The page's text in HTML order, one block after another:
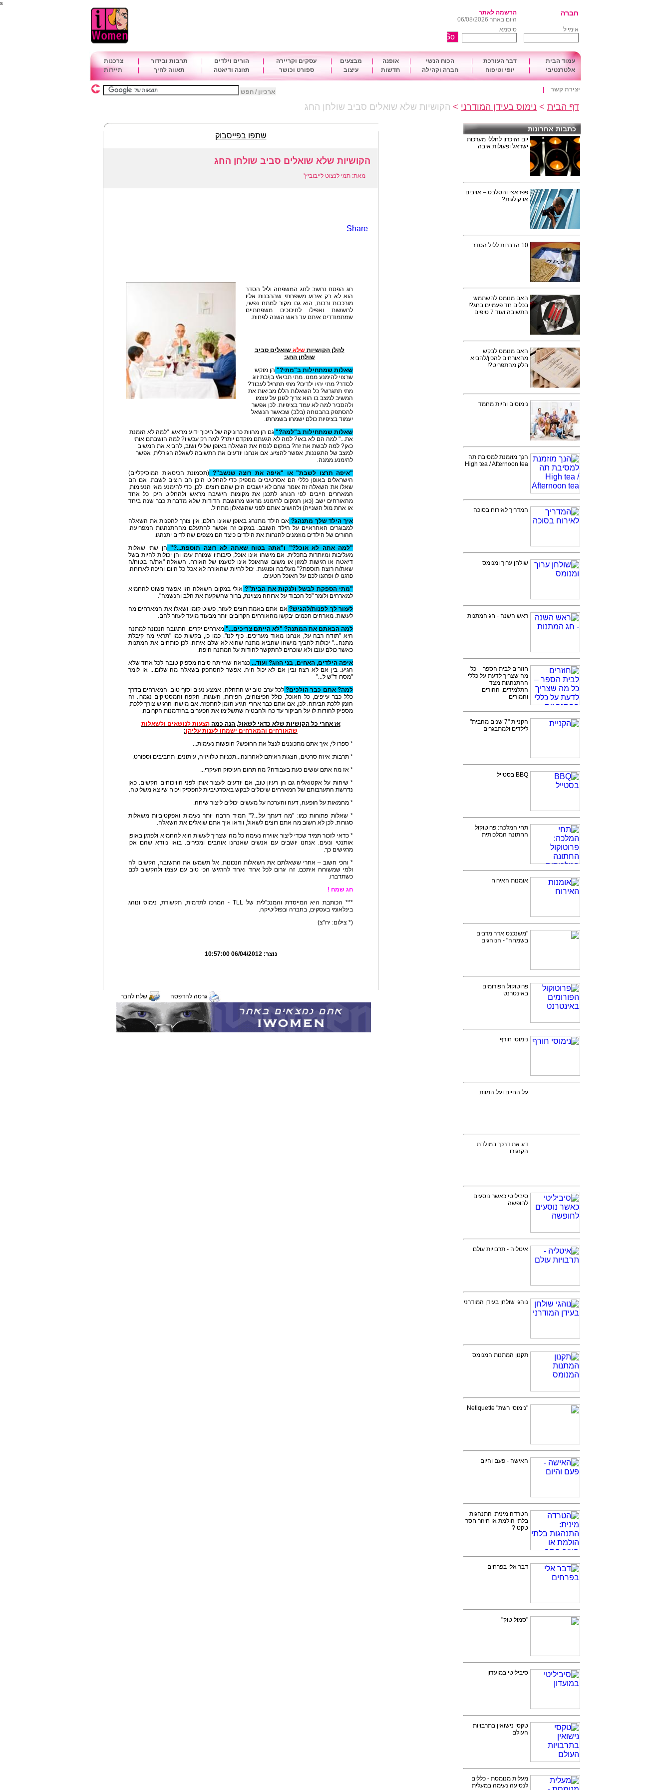
s
חברה
הרשמה לאתר
היום באתר 06/08/2026
אימייל
סיסמא
עמוד הבית דבר העורכת הכוח הנשי אופנה מבצעים עסקים וקריירה הורים וילדים תרבות ובידור
צרכנות
אלטרנטיבי
יופי וטיפוח חברה וקהילה חדשות עיצוב ספורט וכושר תזונה ודיאטה תאווה לחיך תיירות
יצירת קשר ארכיון / חפש
דף הבית > נימוס בעידן המודרני > הקושיות שלא שואלים סביב שולחן החג
כתבות אחרונות
יום הזיכרון לחללי מערכות
ישראל ופעולות איבה
פפראצי והסלבס – אויבים
או קולגות?
10 הדברות לליל הסדר
האם מנומס להשתמש
בכלים חד פעמיים בחג?!
התשובה ועוד 7 טיפים
האם מנומס לבקש
מהאורחים להכין/להביא
חלק מהתפריט?!
נימוסים וחיות מחמד
הנך מוזמנת למסיבת תה
High tea / Afternoon tea
המדריך לאירוח בסוכה
שולחן ערוך ומנומס
ראש השנה - חג המתנות
חוזרים לבית הספר – כל
מה שצריך לדעת על כללי
ההתנהגות מצד
התלמידים, ההורים
והמורים
הקניית "7 שנים מהבית"
לילדים ולמתבגרים
BBQ בסטייל
תחי המלכה: פרוטוקול
החתונה המלכותית
אומנות האירוח
"משנכנס אדר מרבים
בשמחה" - הנוהגים
פרוטוקול הפורומים
באינטרנט
נימוסי חורף
על החיים ועל המוות
דע את דרכך במולדת
הקנגורו
סיביליטי כאשר נוסעים
לחופשה
איטליה - תרבויות עולם
נוהגי שולחן בעידן המודרני
תקנון המתנות המנומס
"נימוסי רשת" Netiquette
האישה - פעם והיום
הטרדה מינית: התנהגות
בלתי הולמת או חיזור חסר
טקט ?
דבר אלי בפרחים
"סמול טוק"
סיביליטי במועדון
טקסי נישואין בתרבויות
העולם
מעלית מנומסת - כללים
לנסיעה נעימה במעלית
שתפו בפייסבוק
הקושיות שלא שואלים סביב שולחן החג
מאת: תמי לנצוט לייבוביץ'
Share
חג הפסח נחשב לחג המשפחה וליל הסדר
הוא לא רק אירוע משפחתי שההכנות אליו
מורכבות ורבות, הוא גם מקור למתח נפשי,
לחששות ואפילו לחיכוכים משפחתיים
שמתמודדים איתם עד ראש השנה לפחות.
להלן הקושיותשלאשואלים סביב
שולחן החג:
שאלות שמתחילות ב"מתי?" הן מוקש
שרצוי להימנע ממנו. מתי תביא/י בן/בת זוג
לסדר? מתי יהיו ילדים? מתי תתחיל לעבוד?
מתי תתגרש? כל השאלות הללו מביאות את
המשיב למצב בו הוא צריך לגונן על עצמו
ולהסביר למה לא עמד בציפיות. לכן אפשר
להסתפק בהבטחה (בלב) שכאשר הנשאל
יעמוד בציפיות כולם ישמחו בשמחתו.
שאלות שמתחילות ב"למה?" גם הן מהוות כרוניקה של חיכוך ידוע מראש. "למה לא הזמנת
את..." למה הם לא באו? למה לא הגעתם מוקדם יותר? למה רק עכשיו? למה הושבתם אותי
כאן? למה לבשת את זה? במקום לנסח את השאלה באופן שלילי ושוב, להביא את המשיב
למצב של התגוננות, אפשר להציע. אם אנחנו יודעים את התשובה לשאלה הגורלית, אפשר
להימנע ממנה.
"איפה תרצו לשבת" או "איפה את רוצה שנשב"? (תסמונת הכיסאות המוסיקליים)
הישראלים באופן כללי הם אסרטיביים מספיק כדי להחליט היכן הם רוצים לשבת. אם הם
שאלו את השאלה זה אומר שהם לא יושבים היכן שהם רוצים. לכן, כדי להימנע מאי הנעימות,
המאחרים חייבים לפי הנוהג לתכנן את מקומות הישיבה מראש ולהחליט היכן כל אחד
מהאורחים ישב (כאן המקום להימנע מראש מהושבת הדודות שלא מדברות כבר שנה ביחד
או אחת מול השנייה) ולהושיב אותם לפני שהשאלון מתחיל.
איך הילד שלך מתנהג? אם הילד מתנהג באופן שאינו הולם, אין צורך להפנות את השאלה
למבוגרים האחראיים על הילד השובב. במקום זה אפשר להתעלם מההתנהגות המפריעה.
ההורים של הילדים מוזמנים להנחות את הילדים כיצד הם מצפים שהילדים יתנהגו.
"למה אתה לא אוכל?" ו"אתה בטוח שאתה לא רוצה תוספת...?" הן שתי שאלות
מעליבות ומיותרות בתכלית. אם מישהו אינו אוכל, סיבותיו שמורת עימו והן יכולות להיות בשל
דיאטה או רגישות למזון או משום שהאוכל אינו לטעמו של האורח. השאלה "את/ה בטוח/ה
שאת/ה רוצה תוספת?" מעליבה ופוגעת. יכול להיות שהאורח לא אכל כל היום וחיכה לארוחה.
פרגנו לו ופרגנו לכם על האוכל הטעים.
"מתי הספקת לבשל ולנקות את הבית"? אולי במקום השאלה הזו אפשר פשוט להחמיא
למארחים ולומר "כל הכבוד על ארוחה מצוינת, ברור שהשקעת את הלב והנשמה".
לעזור לך לפנות/להגיש?אם אתם באמת רוצים לעזור, פשוט קומו ושאלו את המארחים מה
לעשות. מארחים חכמים יבקשו מהאורחים הקרובים יותר מבעוד מועד לעזור להם.
למה הבאתם את המתנה? "לא הייתם צריכים..." מארחים יקרים, התגובה הנכונה למתנה
היא "תודה רבה על, אנחנו מאוד מעריכים. כיף לנו". כמו כן, בקשות כמו "תראי מה קיבלת
מתנה..." יכולות להביך מישהו שהביא מתנה שהוא לא שלם איתה. לכן פותחים את המתנות
כאשר כולם עזבו ולא שוכחים להתקשר להודות על המתנה היפה.
איפה הילדים, האחים, בני הזוג? ועוד...כנראה שהייתה סיבה מספיק טובה לכל אחד שלא
הגיע. בין אם לא רצה ובין אם לא יכול היה. אפשר להסתפק בשאלה מה שלום... או לומר
"מסרו ד"ש ל..."
למה? אתם כבר הולכים?לכל ערב טוב יש התחלה, אמצע נעים וסוף טוב. המארחים בדרך
כלל כבר עייפים, כל האוכל, כולל הפיצוחים, הפירות, העוגות, הקפה והמסטיקים נגמרו. זה
הזמן ללכת הביתה. לכן, אם אתם כבר אחרי הגיע הזמן להתפזר. אם מישהו הרגיש צורך ללכת,
מספיק להודות לו על הביקור עד כה ולהבטיח שתשלימו את הפערים בהזדמנות הקרובה.
אז אחרי כל הקושיות שלא כדאי לשאול, הנה כמההצעות לנושאים ולשאלות
שהאורחים והמארחים ישמחו לענות עליהן:
* ספרו לי, איך אתם מתכוננים לנצל את החופש? חופשות נעימות...
* תרבות: איזה סרטים, הצגות ראיתם לאחרונה...תכניות טלוויזיה, עיתונים, תחביבים וספורט.
* אז מה אתם עושים כעת בעבודה? מה תחום העיסוק העיקרי...
* שיחות על אקטואליה גם הן רעיון טוב, אם יודעים לעצור אותן לפני הוויכוחים הקשים. כאן
נדרשת התערבותם של המארחים שיכולים לבקש באסרטיביות להפסיק ויכוח שיוצא משליטה.
* מחמאות על הופעה, דעה והערכה על מעשים יכולים ליצור שיחה.
* שאלות פתוחות כמו: "מה דעתך על...?" תמיד הרבה יותר נעימות ואפקטיביות משאלות
סגורות. לכן לא חשוב מה אתם רוצים לשאול, וודאו איך אתם שואלים את השאלה.
* כדאי לזכור תמיד שכדי ליצור אווירה נעימה כל מה שצריך לעשות הוא להחמיא ולפרגן באופן
אותנטי ונעים. אנחנו יושבים עם אנשים שאנחנו אוהבים ומכירים. בואו נוודא שהם אכן
מרגישים כך.
* והכי חשוב – אחרי ששאלתם את השאלות הנכונות, אל תשמעו את התשובה, הקשיבו לה
ולמי שמשוחח איתכם. זה יגרום לכל אחד ואחד להרגיש הכי טוב עם עצמו ולהקשיב לכם
כשתדברו.
חג שמח !
*** הכותבת היא המייסדת והמנכ"לית של TLL - המרכז לתדמית, תקשורת, נימוס ונוהג
בינלאומי בעסקים, בחברה ובפוליטיקה.
(* צילום: יח"צ)
נוצר:06/04/2012 10:57:00
גרסה להדפסה שלח לחבר